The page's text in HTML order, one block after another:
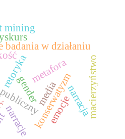
konserwatyzm
retoryka
narracje
media
w działaniu
narracja
gender macierzyństwo
mining
metafora
emocje